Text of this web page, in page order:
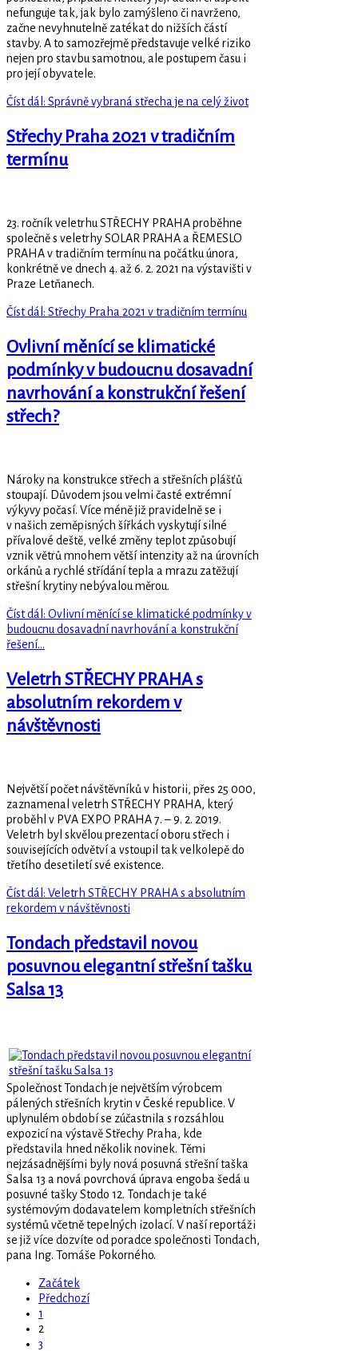
nefunguje tak, jak bylo zamýšleno či navrženo,
začne nevyhnutelně zatékat do nižších částí
stavby. A to samozřejmě představuje velké riziko
nejen pro stavbu samotnou, ale postupem času i
pro její obyvatele.
Číst dál: Správně vybraná střecha je na celý život
Střechy Praha 2021 v tradičním
termínu
23. ročník veletrhu STŘECHY PRAHA proběhne
společně s veletrhy SOLAR PRAHA a ŘEMESLO
PRAHA v tradičním termínu na počátku února,
konkrétně ve dnech 4. až 6. 2. 2021 na výstavišti v
Praze Letňanech.
Číst dál: Střechy Praha 2021 v tradičním termínu
Ovlivní měnící se klimatické
podmínky v budoucnu dosavadní
navrhování a konstrukční řešení
střech?
Nároky na konstrukce střech a střešních plášťů
stoupají. Důvodem jsou velmi časté extrémní
výkyvy počasí. Více méně již pravidelně se i
v našich zeměpisných šířkách vyskytují silné
přívalové deště, velké změny teplot způsobují
vznik větrů mnohem větší intenzity až na úrovních
orkánů a rychlé střídání tepla a mrazu zatěžují
střešní krytiny nebývalou měrou.
Číst dál: Ovlivní měnící se klimatické podmínky v
budoucnu dosavadní navrhování a konstrukční
řešení...
Veletrh STŘECHY PRAHA s
absolutním rekordem v
návštěvnosti
Největší počet návštěvníků v historii, přes 25 000,
zaznamenal veletrh STŘECHY PRAHA, který
proběhl v PVA EXPO PRAHA 7. – 9. 2. 2019.
Veletrh byl skvělou prezentací oboru střech i
souvisejících odvětví a vstoupil tak velkolepě do
třetího desetiletí své existence.
Číst dál: Veletrh STŘECHY PRAHA s absolutním
rekordem v návštěvnosti
Tondach představil novou
posuvnou elegantní střešní tašku
Salsa 13
Společnost Tondach je největším výrobcem
pálených střešních krytin v České republice. V
uplynulém období se zúčastnila s rozsáhlou
expozicí na výstavě Střechy Praha, kde
představila hned několik novinek. Těmi
nejzásadnějšími byly nová posuvná střešní taška
Salsa 13 a nová povrchová úprava engoba šedá u
posuvné tašky Stodo 12. Tondach je také
systémovým dodavatelem kompletních střešních
systémů včetně tepelných izolací. V naší reportáži
se již více dozvíte od poradce společnosti Tondach,
pana Ing. Tomáše Pokorného.
Začátek
Předchozí
1
2
3